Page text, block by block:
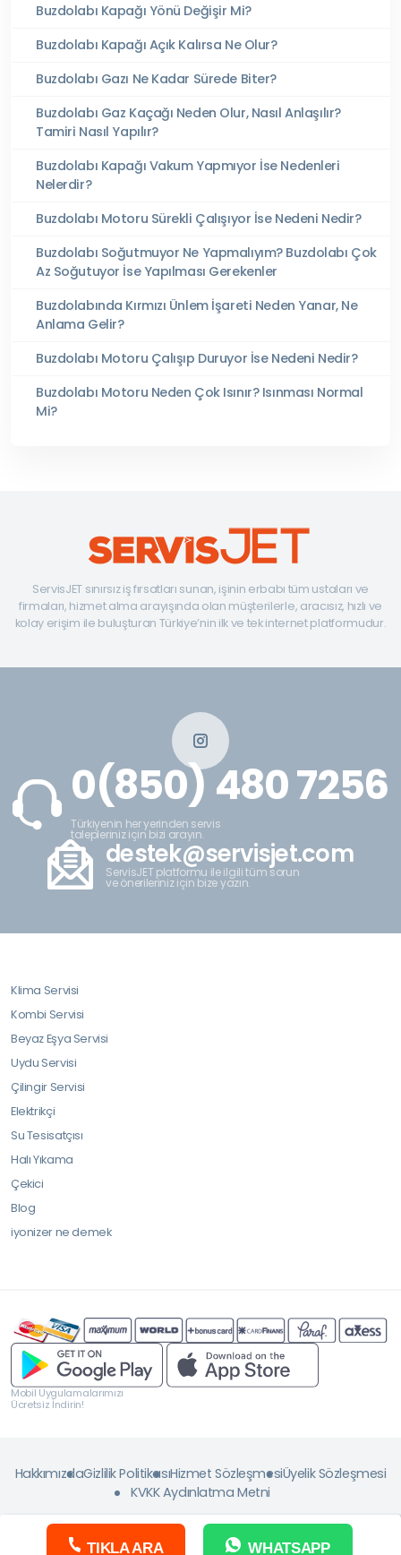
Buzdolabı Kapağı Yönü Değişir Mi?
Buzdolabı Kapağı Açık Kalırsa Ne Olur?
Buzdolabı Gazı Ne Kadar Sürede Biter?
Buzdolabı Gaz Kaçağı Neden Olur, Nasıl Anlaşılır?
Tamiri Nasıl Yapılır?
Buzdolabı Kapağı Vakum Yapmıyor İse Nedenleri
Nelerdir?
Buzdolabı Motoru Sürekli Çalışıyor İse Nedeni Nedir?
Buzdolabı Soğutmuyor Ne Yapmalıyım? Buzdolabı Çok
Az Soğutuyor İse Yapılması Gerekenler
Buzdolabında Kırmızı Ünlem İşareti Neden Yanar, Ne
Anlama Gelir?
Buzdolabı Motoru Çalışıp Duruyor İse Nedeni Nedir?
Buzdolabı Motoru Neden Çok Isınır? Isınması Normal
Mi?
ServisJET sınırsız iş fırsatları sunan, işinin erbabı tüm ustaları ve
firmaları, hizmet alma arayışında olan müşterilerle, aracısız, hızlı ve
kolay erişim ile buluşturan Türkiye’nin ilk ve tek internet platformudur.
0(850) 480 7256
Türkiyenin her yerinden servis
talepleriniz için bizi arayın.
destek@servisjet.com
ServisJET platformu ile ilgili tüm sorun
ve önerileriniz için bize yazın.
Klima Servisi
Kombi Servisi
Beyaz Eşya Servisi
Uydu Servisi
Çilingir Servisi
Elektrikçi
Su Tesisatçısı
Halı Yıkama
Çekici
Blog
iyonizer ne demek
Mobil Uygulamalarımızı
Ücretsiz İndirin!
HakkımızdaGizlilik PolitikasıHizmet SözleşmesiÜyelik Sözleşmesi
KVKK Aydınlatma Metni
TIKLA ARA WHATSAPP